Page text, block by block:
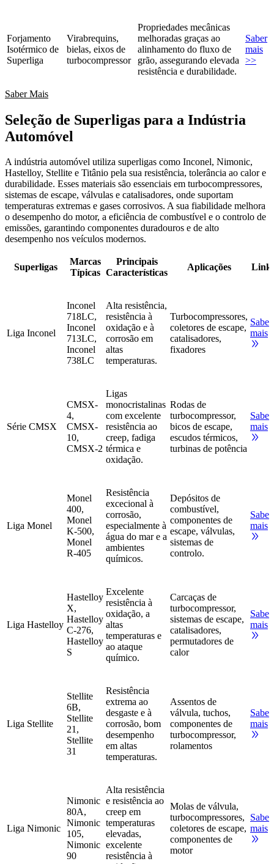
Forjamento
Isotérmico de
Superliga
Virabrequins,
bielas, eixos de
turbocompressor
Propriedades mecânicas
melhoradas graças ao
alinhamento do fluxo de
grão, assegurando elevada
resistência e durabilidade.
Saber
mais
>>
Saber Mais
Seleção de Superligas para a Indústria
Automóvel
A indústria automóvel utiliza superligas como Inconel, Nimonic,
Hastelloy, Stellite e Titânio pela sua resistência, tolerância ao calor e
durabilidade. Esses materiais são essenciais em turbocompressores,
sistemas de escape, válvulas e catalisadores, onde suportam
temperaturas extremas e gases corrosivos. A sua fiabilidade melhora
o desempenho do motor, a eficiência de combustível e o controlo de
emissões, garantindo componentes duradouros e de alto
desempenho nos veículos modernos.
Superligas
Marcas
Típicas
Principais
Características
Aplicações Link
Liga Inconel
Inconel
718LC,
Inconel
713LC,
Inconel
738LC
Alta resistência,
resistência à
oxidação e à
corrosão em
altas
temperaturas.
Turbocompressores,
coletores de escape,
catalisadores,
fixadores
Saber
mais
Série CMSX
CMSX-
4,
CMSX-
10,
CMSX-2
Ligas
monocristalinas
com excelente
resistência ao
creep, fadiga
térmica e
oxidação.
Rodas de
turbocompressor,
bicos de escape,
escudos térmicos,
turbinas de potência
Saber
mais
Liga Monel
Monel
400,
Monel
K-500,
Monel
R-405
Resistência
excecional à
corrosão,
especialmente à
água do mar e a
ambientes
químicos.
Depósitos de
combustível,
componentes de
escape, válvulas,
sistemas de
controlo.
Saber
mais
Liga Hastelloy
Hastelloy
X,
Hastelloy
C-276,
Hastelloy
S
Excelente
resistência à
oxidação, a
altas
temperaturas e
ao ataque
químico.
Carcaças de
turbocompressor,
sistemas de escape,
catalisadores,
permutadores de
calor
Saber
mais
Liga Stellite
Stellite
6B,
Stellite
21,
Stellite
31
Resistência
extrema ao
desgaste e à
corrosão, bom
desempenho
em altas
temperaturas.
Assentos de
válvula, tuchos,
componentes de
turbocompressor,
rolamentos
Saber
mais
Liga Nimonic
Nimonic
80A,
Nimonic
105,
Nimonic
90
Alta resistência
e resistência ao
creep em
temperaturas
elevadas,
excelente
resistência à
Molas de válvula,
turbocompressores,
coletores de escape,
componentes de
motor
Saber
mais